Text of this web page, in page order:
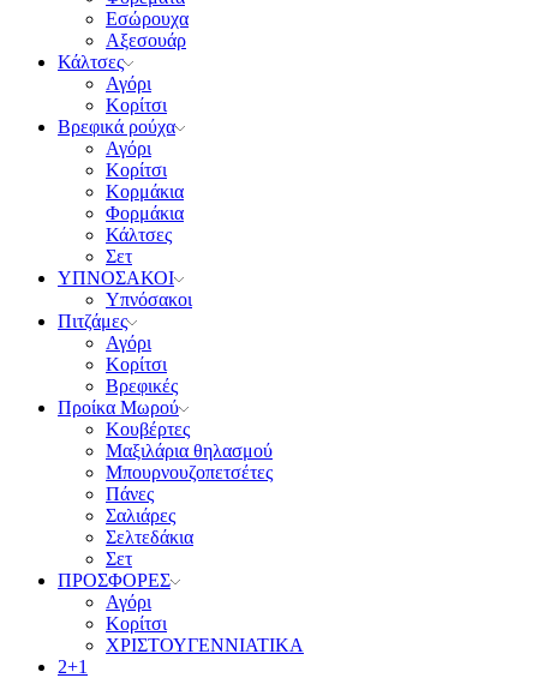
Εσώρουχα
Αξεσουάρ
Κάλτσες
Αγόρι
Κορίτσι
Βρεφικά ρούχα
Αγόρι
Κορίτσι
Κορμάκια
Φορμάκια
Κάλτσες
Σετ
ΥΠΝΟΣΑΚΟΙ
Υπνόσακοι
Πιτζάμες
Αγόρι
Κορίτσι
Βρεφικές
Προίκα Μωρού
Κουβέρτες
Μαξιλάρια θηλασμού
Μπουρνουζοπετσέτες
Πάνες
Σαλιάρες
Σελτεδάκια
Σετ
ΠΡΟΣΦΟΡΕΣ
Αγόρι
Κορίτσι
ΧΡΙΣΤΟΥΓΕΝΝΙΑΤΙΚΑ
2+1